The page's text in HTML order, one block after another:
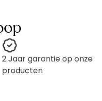
2 Jaar garantie op onze
producten